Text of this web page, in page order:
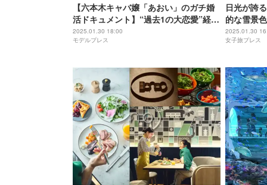
【六本木キャバ嬢「あおい」のガチ婚
活ドキュメント】“過去1の大恋愛”経て
上京…結婚にこだわる理由、これまで
の恋愛遍歴・理想の相手は？
2025.01.30 18:00
モデルプレス
日光が誇
的な雪景
2025.01.30
女子旅プレス